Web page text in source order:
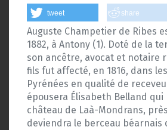
tweet share
Auguste Champetier de Ribes
1882, à Antony (1). Doté de la
son ancêtre, avocat et notaire
fils fut affecté, en 1816, dans
Pyrénées en qualité de
épousera Élisabeth Belland qui
château de Laà-Mondrans,
deviendra le berceau béarnais